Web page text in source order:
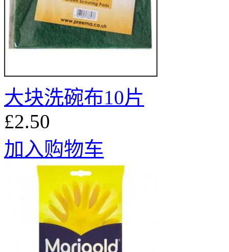
大块洗碗布10片
£2.50
加入购物车